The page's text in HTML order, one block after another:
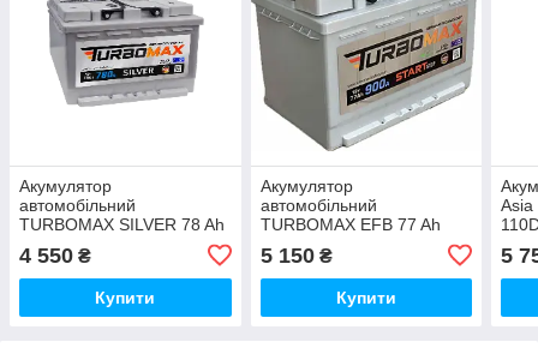
Акумулятор
автомобільний
TURBOMAX SILVER 78 Ah
4 550 ₴
Купити
Акумулятор
автомобільний
TURBOMAX EFB 77 Ah
5 150₴
Купити
Asia
5